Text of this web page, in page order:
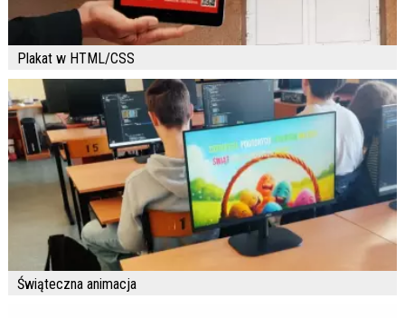
Plakat w HTML/CSS
Świąteczna animacja